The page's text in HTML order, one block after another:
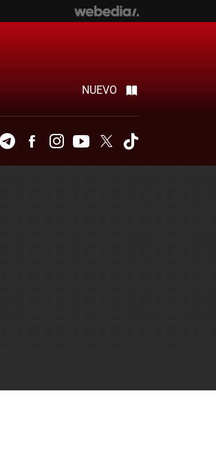
NUEVO
TelegramFacebookInstagramYoutubeTwitter